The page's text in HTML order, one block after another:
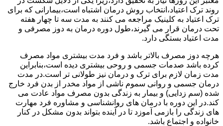
روند ترک اعتیاد،انتخاب روش درمان اشتباه است،بیمارانی که برای
ترک اعتیاد به کلینیک مراجعه می کنند به مدت سه تا چهار هفته
تحت درمان قرار می گیرند،طول دوره درمان به دوز مصرفی و
مدت اعتیاد بستگی دارد.
هرچه دوز مصرف بالاتر باشد و فرد مدت بیشتری مواد مصرف
کرده باشد صدمات جسمی و روحی بیشتری دیده است،بنابراین
مدت زمان لازم برای ترک و درمان نیز طولانی تر است.در مدت
درمان جسمی و روانی سموم ناشی از مواد مخدر از بدن فرد خارج
شده (سم زدایی) و بیمار به زندگی بدون مصرف مواد عادت می
کند.در این دوره با درمان های روانشناسی و مشاوره فرد مهارت
های زندگی را بازمی آموزد تا در آینده بتواند بدون مشکل در کنار
خانواده و اجتماع باشد.